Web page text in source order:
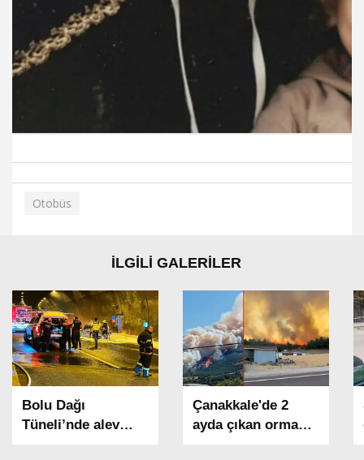
Otobüs
İLGİLİ GALERİLER
Bolu Dağı
Tüneli’nde alev
Çanakkale'de 2
ayda çıkan orman